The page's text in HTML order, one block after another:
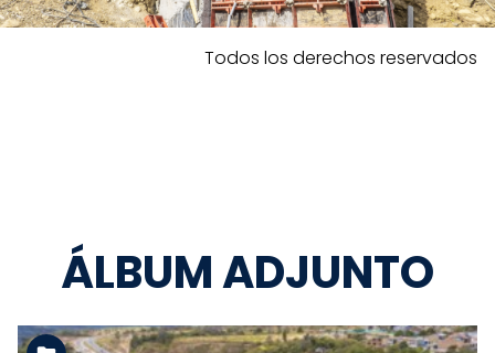
Todos los derechos reservados
ÁLBUM ADJUNTO